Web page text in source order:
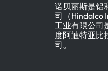
诺贝丽斯是铝
司（Hindalco
工业有限公司
度阿迪特亚比
司。